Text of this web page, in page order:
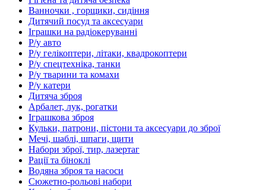
Ванночки , горщики, сидіння
Дитячий посуд та аксесуари
Іграшки на радіокеруванні
Р/у авто
Р/у гелікоптери, літаки, квадрокоптери
Р/у спецтехніка, танки
Р/у тварини та комахи
Р/у катери
Дитяча зброя
Арбалет, лук, рогатки
Іграшкова зброя
Кульки, патрони, пістони та аксесуари до зброї
Мечі, шаблі, шпаги, щити
Набори зброї, тир, лазертаг
Рації та біноклі
Водяна зброя та насоси
Сюжетно-рольові набори